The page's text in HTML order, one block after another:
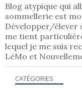
Blog atypique qui
sommellerie est
Développer/élever
me tient
lequel je me suis
LèMo et
CATÉGORIES